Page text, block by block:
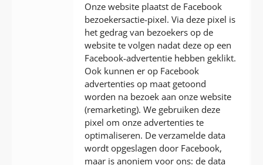
Onze website plaatst de Facebook
bezoekersactie-pixel. Via deze pixel is
het gedrag van bezoekers op de
website te volgen nadat deze op een
Facebook-advertentie hebben geklikt.
Ook kunnen er op Facebook
advertenties op maat getoond
worden na bezoek aan onze website
(remarketing). We gebruiken deze
pixel om onze advertenties te
optimaliseren. De verzamelde data
wordt opgeslagen door Facebook,
maar is anoniem voor ons: de data